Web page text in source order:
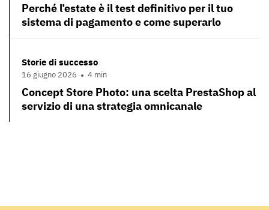
Perché l’estate è il test definitivo per il tuo
sistema di pagamento e come superarlo
Storie di successo
16 giugno 2026 4 min
Concept Store Photo: una scelta PrestaShop al
servizio di una strategia omnicanale